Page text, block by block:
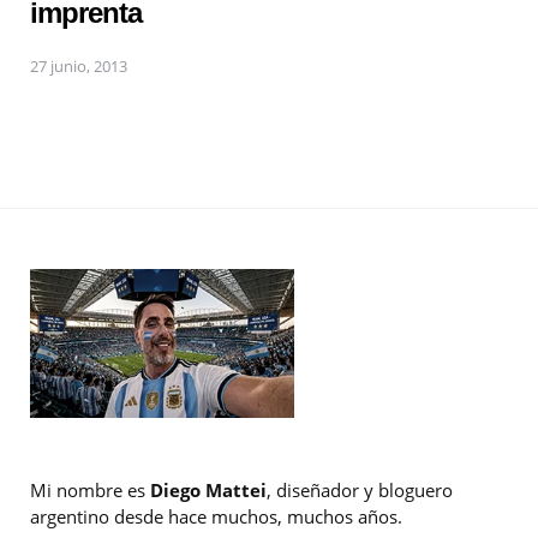
imprenta
27 junio, 2013
Mi nombre es Diego Mattei, diseñador y bloguero
argentino desde hace muchos, muchos años.